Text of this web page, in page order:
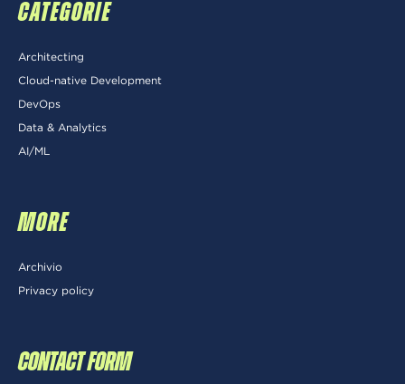
CATEGORIE
Architecting
Cloud-native Development
DevOps
Data & Analytics
AI/ML
MORE
Archivio
Privacy policy
CONTACT FORM